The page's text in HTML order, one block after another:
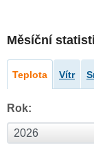
Měsíční
Teplota Vítr
Rok: